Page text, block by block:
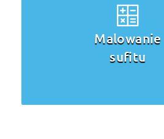
Malowanie
sufitu